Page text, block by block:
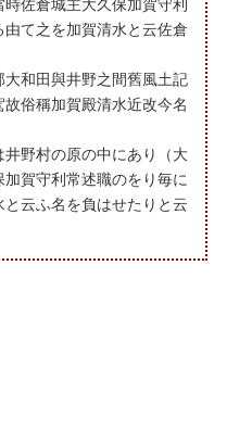
佐倉城主大久保加賀守利
て之を加賀清水と云佐倉
和田與井野之間舊風土記
俗稱加賀殿清水近改今名
野村の原の中にあり（大
賀守利常述職のをり毎に
云ふ名を負はせたりと云